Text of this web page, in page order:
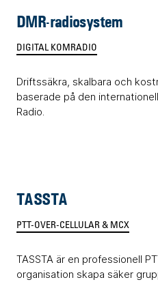
DMR-radiosystem
DIGITAL KOMRADIO
Driftssäkra, skalbara och
baserade på den
Radio.
TASSTA
PTT-OVER-CELLULAR & MCX
TASSTA är en professionell
organisation skapa säker